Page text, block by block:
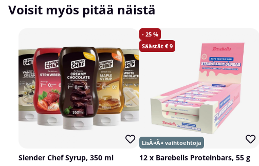
Voisit myös pitää näistä
Slender Chef Syrup, 350 ml
25
9
12 x Barebells Proteinbars, 55 g